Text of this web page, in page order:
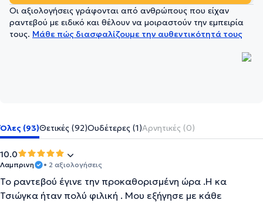
Οι αξιολογήσεις γράφονται από ανθρώπους που είχαν
ραντεβού με ειδικό και θέλουν να μοιραστούν την εμπειρία
τους. Μάθε πώς διασφαλίζουμε την αυθεντικότητά τους
Όλες (93)Θετικές (92)Ουδέτερες (1)Αρνητικές (0)
10.0
Λαμπρινη • 2 αξιολογήσεις
Το ραντεβού έγινε την προκαθορισμένη ώρα .Η κα
Τσιώγκα ήταν πολύ φιλική . Μου εξήγησε με κάθε